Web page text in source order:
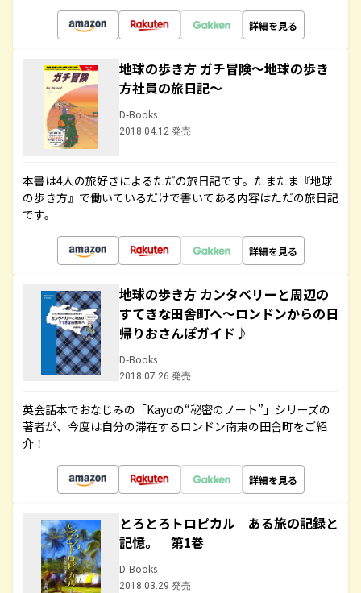
詳細を見る
地球の歩き方 ガチ冒険～地球の歩き
方社員の旅日記～
D-Books
2018.04.12 発売
本書は4人の旅好きによるただの旅日記です。たまたま『地球
の歩き方』で働いているだけで書いてある内容はただの旅日記
です。
詳細を見る
地球の歩き方 カンタベリーと周辺の
すてきな田舎町へ～ロンドンからの日
帰りおさんぽガイド♪
D-Books
2018.07.26 発売
英会話本でおなじみの「Kayoの“秘密のノート”」シリーズの
著者が、今度は自分の滞在するロンドン南東の田舎町をご紹
介！
詳細を見る
とろとろトロピカル ある旅の記録と
記憶。 第1巻
D-Books
2018.03.29 発売